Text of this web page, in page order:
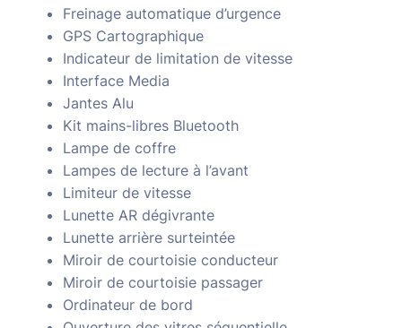
Freinage automatique d’urgence
GPS Cartographique
Indicateur de limitation de vitesse
Interface Media
Jantes Alu
Kit mains-libres Bluetooth
Lampe de coffre
Lampes de lecture à l’avant
Limiteur de vitesse
Lunette AR dégivrante
Lunette arrière surteintée
Miroir de courtoisie conducteur
Miroir de courtoisie passager
Ordinateur de bord